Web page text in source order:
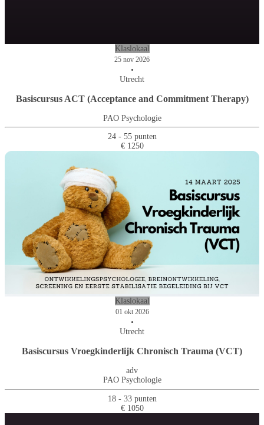
Klaslokaal
25 nov 2026
•
Utrecht
Basiscursus ACT (Acceptance and Commitment Therapy)
PAO Psychologie
24 - 55 punten
€ 1250
Klaslokaal
01 okt 2026
•
Utrecht
Basiscursus Vroegkinderlijk Chronisch Trauma (VCT)
adv
PAO Psychologie
18 - 33 punten
€ 1050